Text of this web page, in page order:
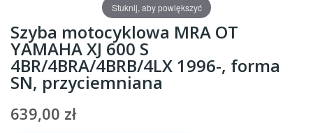
Stuknij, aby powiększyć
Szyba motocyklowa MRA OT
YAMAHA XJ 600 S
4BR/4BRA/4BRB/4LX 1996-, forma
SN, przyciemniana
639,00 zł